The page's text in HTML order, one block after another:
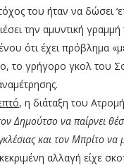
του ήταν να δώσει
την αμυντική
ότι έχει πρόβλημα
το γρήγορο γκολ του
, η διάταξη του
Δημούτσο να παίρνει
και τον Μπρίτο να
αλλαγή είχε